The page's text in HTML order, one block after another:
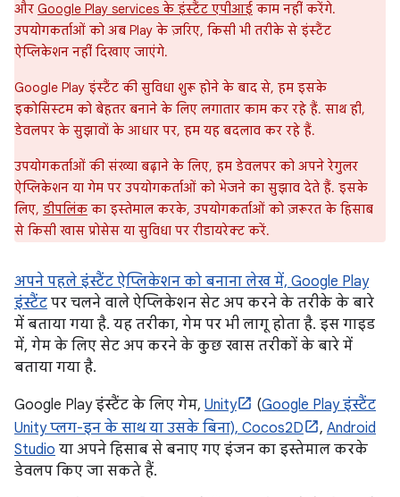
और Google Play services के इंस्टैंट एपीआई काम नहीं करेंगे.
उपयोगकर्ताओं को अब Play के ज़रिए, किसी भी तरीके से इंस्टैंट
ऐप्लिकेशन नहीं दिखाए जाएंगे.
Google Play इंस्टैंट की सुविधा शुरू होने के बाद से, हम इसके
इकोसिस्टम को बेहतर बनाने के लिए लगातार काम कर रहे हैं. साथ ही,
डेवलपर के सुझावों के आधार पर, हम यह बदलाव कर रहे हैं.
उपयोगकर्ताओं की संख्या बढ़ाने के लिए, हम डेवलपर को अपने रेगुलर
ऐप्लिकेशन या गेम पर उपयोगकर्ताओं को भेजने का सुझाव देते हैं. इसके
लिए, डीपलिंक का इस्तेमाल करके, उपयोगकर्ताओं को ज़रूरत के हिसाब
से किसी खास प्रोसेस या सुविधा पर रीडायरेक्ट करें.
अपने पहले इंस्टैंट ऐप्लिकेशन को बनाना लेख में, Google Play
इंस्टैंट पर चलने वाले ऐप्लिकेशन सेट अप करने के तरीके के बारे
में बताया गया है. यह तरीका, गेम पर भी लागू होता है. इस गाइड
में, गेम के लिए सेट अप करने के कुछ खास तरीकों के बारे में
बताया गया है.
Google Play इंस्टैंट के लिए गेम, Unity (Google Play इंस्टैंट
Unity प्लग-इन के साथ या उसके बिना), Cocos2D , Android
Studio या अपने हिसाब से बनाए गए इंजन का इस्तेमाल करके
डेवलप किए जा सकते हैं.